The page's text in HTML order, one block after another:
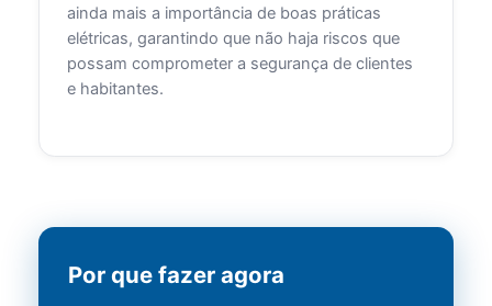
ainda mais a importância de boas práticas
elétricas, garantindo que não haja riscos que
possam comprometer a segurança de clientes
e habitantes.
Por que fazer agora